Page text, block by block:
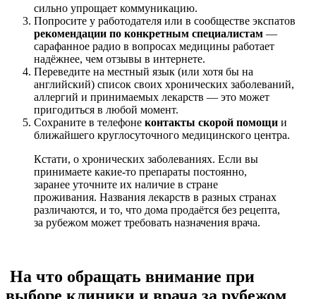
сильно упрощает коммуникацию.
Попросите у работодателя или в сообществе экспатов
рекомендации по конкретным специалистам —
сарафанное радио в вопросах медицины работает
надёжнее, чем отзывы в интернете.
Переведите на местный язык (или хотя бы на
английский) список своих хронических заболеваний,
аллергий и принимаемых лекарств — это может
пригодиться в любой момент.
Сохраните в телефоне контакты скорой помощи и
ближайшего круглосуточного медицинского центра.
Кстати, о хронических заболеваниях. Если вы
принимаете какие-то препараты постоянно,
заранее уточните их наличие в стране
проживания. Названия лекарств в разных странах
различаются, и то, что дома продаётся без рецепта,
за рубежом может требовать назначения врача.
На что обращать внимание при
выборе клиники и врача за рубежом